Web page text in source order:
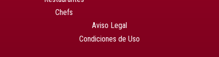
Chefs
Aviso Legal
Condiciones de Uso